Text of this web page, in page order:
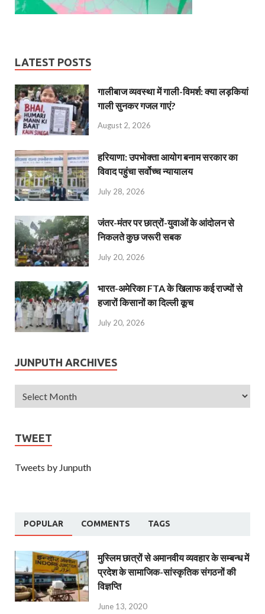
LATEST POSTS
गालीबाज व्‍यवस्‍था में गाली-विमर्श: क्या लड़कियां
गाली सुनकर गजल गाएं?
August 2, 2026
हरियाणा: उपभोक्ता आयोग बनाम सरकार का
विवाद पहुंचा सर्वोच्च न्यायालय
July 28, 2026
जंतर-मंतर पर छात्रों-युवाओं के आंदोलन से
निकलते कुछ जरूरी सबक
July 20, 2026
भारत-अमेरिका FTA के खिलाफ कई राज्यों से
हजारों किसानों का दिल्ली कूच
July 20, 2026
JUNPUTH ARCHIVES
TWEET
Tweets by Junputh
POPULAR COMMENTS TAGS
मुस्लिम छात्रों से अमानवीय व्यवहार के सम्बन्ध में
प्रदेश के सामाजिक-सांस्कृतिक संगठनों की
विज्ञप्ति
June 13, 2020